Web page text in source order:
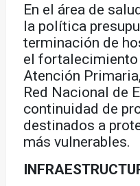
En el área de
la política
terminación de
el fortalecimiento
Atención
Red Nacional de
continuidad de
destinados a
más vulnerables.